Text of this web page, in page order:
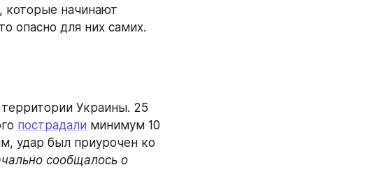
которые начинают
опасно для них самих.
Украины. 25
пострадали минимум 10
удар был приурочен ко
сообщалось о